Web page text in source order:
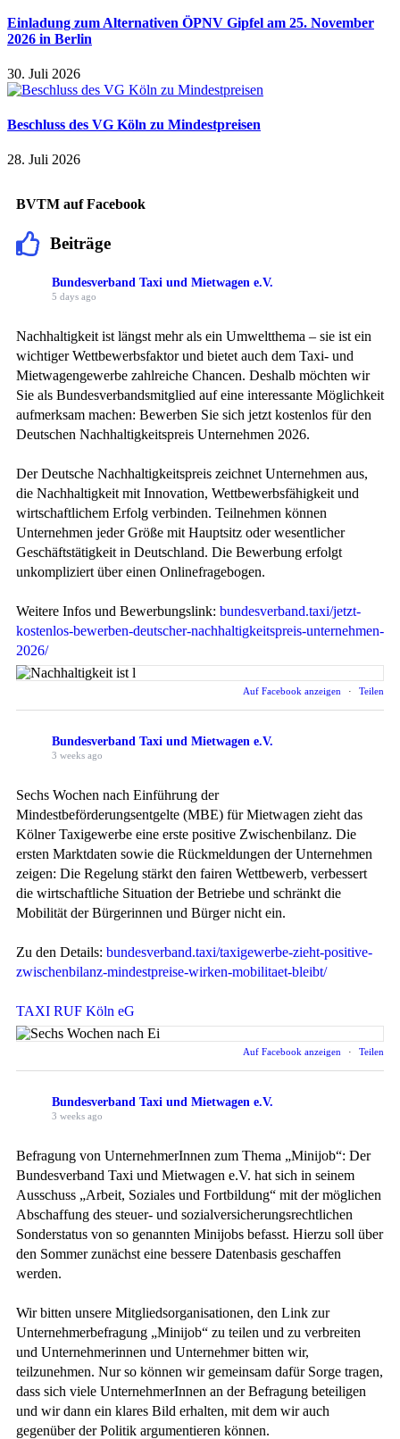
Einladung zum Alternativen ÖPNV Gipfel am 25. November
2026 in Berlin
30. Juli 2026
Beschluss des VG Köln zu Mindestpreisen
28. Juli 2026
BVTM auf Facebook
Beiträge
Bundesverband Taxi und Mietwagen e.V.
5 days ago
Nachhaltigkeit ist längst mehr als ein Umweltthema – sie ist ein
wichtiger Wettbewerbsfaktor und bietet auch dem Taxi- und
Mietwagengewerbe zahlreiche Chancen. Deshalb möchten wir
Sie als Bundesverbandsmitglied auf eine interessante Möglichkeit
aufmerksam machen: Bewerben Sie sich jetzt kostenlos für den
Deutschen Nachhaltigkeitspreis Unternehmen 2026.
Der Deutsche Nachhaltigkeitspreis zeichnet Unternehmen aus,
die Nachhaltigkeit mit Innovation, Wettbewerbsfähigkeit und
wirtschaftlichem Erfolg verbinden. Teilnehmen können
Unternehmen jeder Größe mit Hauptsitz oder wesentlicher
Geschäftstätigkeit in Deutschland. Die Bewerbung erfolgt
unkompliziert über einen Onlinefragebogen.
Weitere Infos und Bewerbungslink: bundesverband.taxi/jetzt-
kostenlos-bewerben-deutscher-nachhaltigkeitspreis-unternehmen-
2026/
Auf Facebook anzeigen · Teilen
Bundesverband Taxi und Mietwagen e.V.
3 weeks ago
Sechs Wochen nach Einführung der
Mindestbeförderungsentgelte (MBE) für Mietwagen zieht das
Kölner Taxigewerbe eine erste positive Zwischenbilanz. Die
ersten Marktdaten sowie die Rückmeldungen der Unternehmen
zeigen: Die Regelung stärkt den fairen Wettbewerb, verbessert
die wirtschaftliche Situation der Betriebe und schränkt die
Mobilität der Bürgerinnen und Bürger nicht ein.
Zu den Details: bundesverband.taxi/taxigewerbe-zieht-positive-
zwischenbilanz-mindestpreise-wirken-mobilitaet-bleibt/
TAXI RUF Köln eG
Auf Facebook anzeigen · Teilen
Bundesverband Taxi und Mietwagen e.V.
3 weeks ago
Befragung von UnternehmerInnen zum Thema „Minijob“: Der
Bundesverband Taxi und Mietwagen e.V. hat sich in seinem
Ausschuss „Arbeit, Soziales und Fortbildung“ mit der möglichen
Abschaffung des steuer- und sozialversicherungsrechtlichen
Sonderstatus von so genannten Minijobs befasst. Hierzu soll über
den Sommer zunächst eine bessere Datenbasis geschaffen
werden.
Wir bitten unsere Mitgliedsorganisationen, den Link zur
Unternehmerbefragung „Minijob“ zu teilen und zu verbreiten
und Unternehmerinnen und Unternehmer bitten wir,
teilzunehmen. Nur so können wir gemeinsam dafür Sorge tragen,
dass sich viele UnternehmerInnen an der Befragung beteiligen
und wir dann ein klares Bild erhalten, mit dem wir auch
gegenüber der Politik argumentieren können.